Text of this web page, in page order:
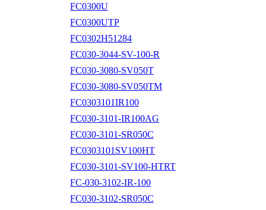
FC0300U
FC0300UTP
FC0302H51284
FC030-3044-SV-100-R
FC030-3080-SV050T
FC030-3080-SV050TM
FC0303101IR100
FC030-3101-IR100AG
FC030-3101-SR050C
FC0303101SV100HT
FC030-3101-SV100-HTRT
FC-030-3102-IR-100
FC030-3102-SR050C